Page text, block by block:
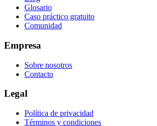
Glosario
Caso práctico gratuito
Comunidad
Empresa
Sobre nosotros
Contacto
Legal
Política de privacidad
Términos y condiciones